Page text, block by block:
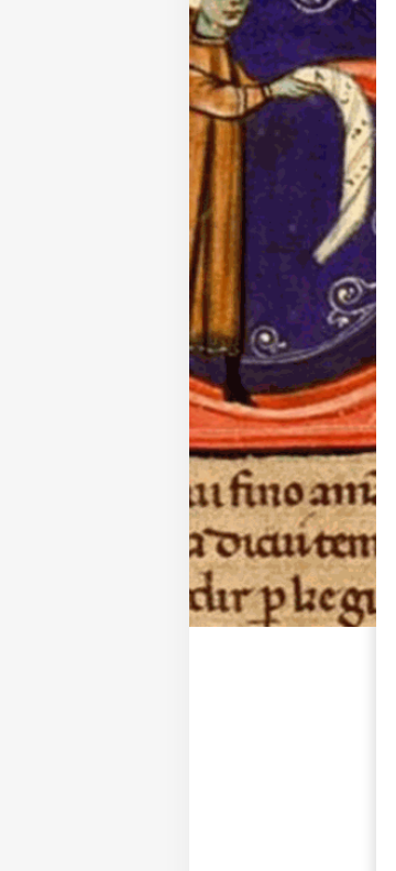
direzione@medioevoromanzo.it